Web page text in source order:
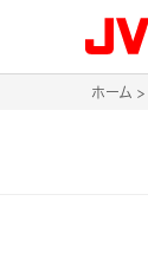
ホーム